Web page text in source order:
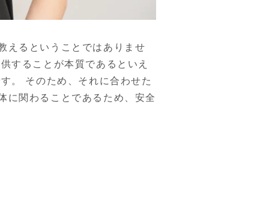
えるということではありませ
することが本質であるといえ
。 そのため、それに合わせた
に関わることであるため、安全